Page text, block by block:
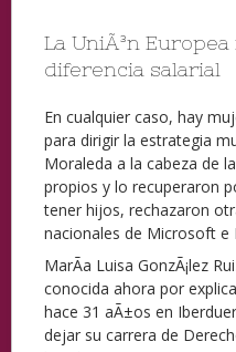
La UniÃ³n
diferencia salarial
En cualquier caso, hay
para dirigir la estrategia
Moraleda a la cabeza de
propios y lo recuperaron
tener hijos, rechazaron
nacionales de Microsoft e
MarÃ­a Luisa GonzÃ¡lez
conocida ahora por
hace 31 aÃ±os en
dejar su carrera de